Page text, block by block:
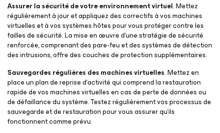
Assurer la sécurité de votre environnement virtuel. Mettez
régulièrement à jour et appliquez des correctifs à vos machines
virtuelles et à vos systèmes hôtes pour vous protéger contre les
failles de sécurité. La mise en œuvre d’une stratégie de sécurité
renforcée, comprenant des pare-feu et des systèmes de détection
des intrusions, offre des couches de protection supplémentaires.
Sauvegardes régulières des machines virtuelles. Mettez en
place un plan de reprise d’activité qui comprend la restauration
rapide de vos machines virtuelles en cas de perte de données ou
de défaillance du système. Testez régulièrement vos processus de
sauvegarde et de restauration pour vous assurer qu’ils
fonctionnent comme prévu.